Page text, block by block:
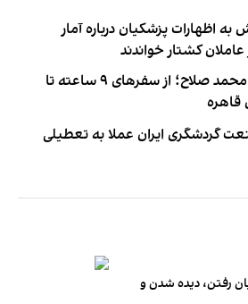
اظهارات پزشکیان درباره آمار
عاملان کشتار خواندند
روایت فداکاری‌های محمد صلاح؛ از سفرهای ۹ ساعته تا
قاهره
گردشگری ایران عملا به تعطیلی
رفتن، دیده شدن و